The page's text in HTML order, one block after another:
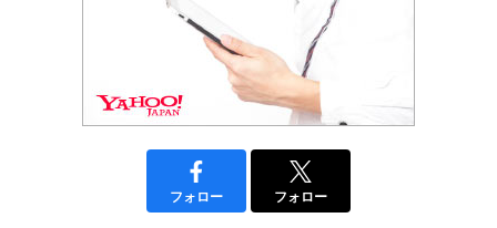
フォロー フォロー